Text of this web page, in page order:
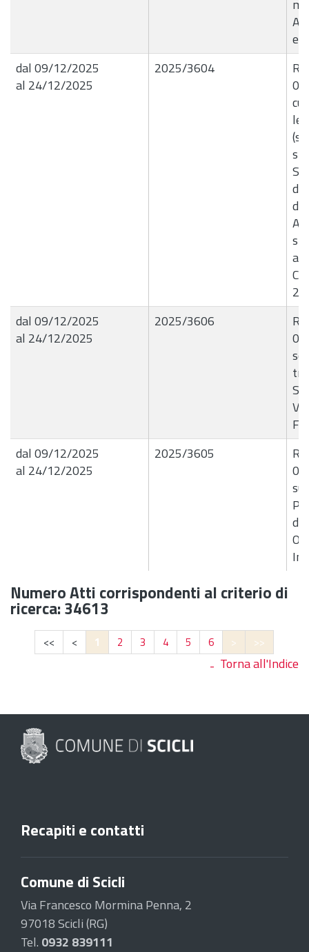
e
dal 09/12/2025
al 24/12/2025
2025/3604
di
dal 09/12/2025
al 24/12/2025
2025/3606
dal 09/12/2025
al 24/12/2025
2025/3605
Numero Atti corrispondenti al criterio di
ricerca: 34613
<< < 1 2 3 4 5 6 > >>
Torna all'Indice
Recapiti e contatti
Comune di Scicli
Via Francesco Mormina Penna, 2
97018 Scicli (RG)
Tel. 0932 839111